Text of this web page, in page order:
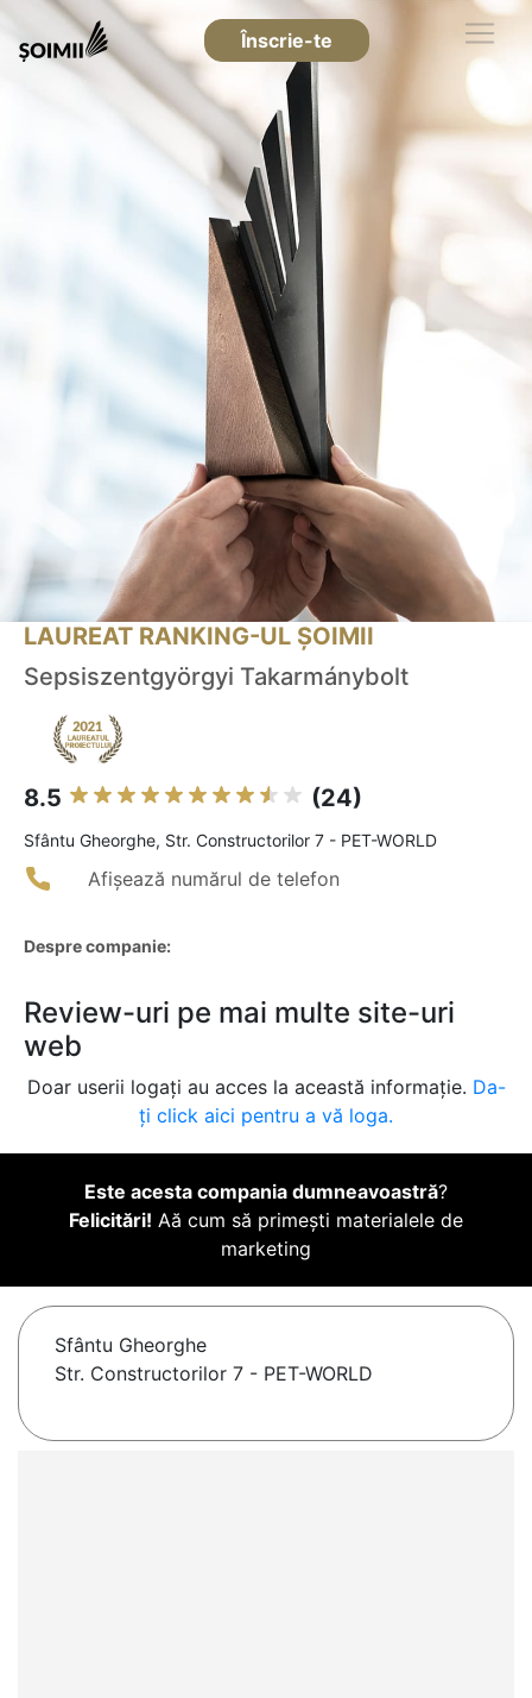
Înscrie-te
LAUREAT RANKING-UL ȘOIMII
Sepsiszentgyörgyi Takarmánybolt
8.5 (24)
Sfântu Gheorghe, Str. Constructorilor 7 - PET-WORLD
Afișează numărul de telefon
Despre companie:
Review-uri pe mai multe site-uri
web
Doar userii logați au acces la această informație. Da-
ți click aici pentru a vă loga.
Este acesta compania dumneavoastră?
Felicitări! Aă cum să primești materialele de
marketing
Sfântu Gheorghe
Str. Constructorilor 7 - PET-WORLD